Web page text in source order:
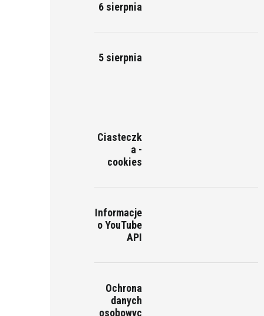
6 sierpnia
5 sierpnia
Ciasteczk
a -
cookies
Informacje
o YouTube
API
Ochrona
danych
osobowyc